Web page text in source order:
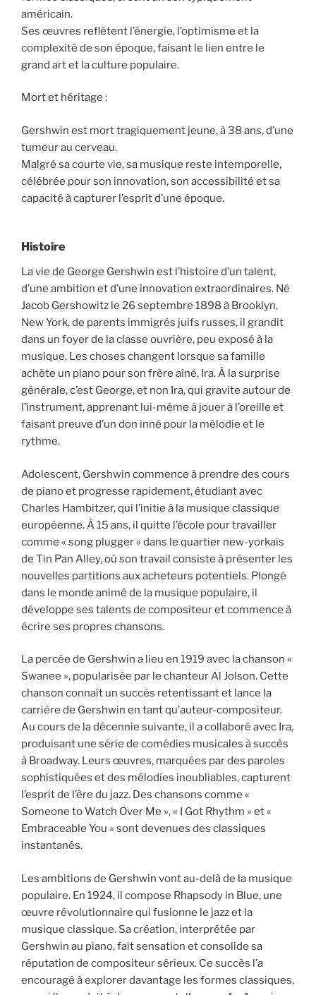
américain.
Ses œuvres reflètent l’énergie, l’optimisme et la
complexité de son époque, faisant le lien entre le
grand art et la culture populaire.
Mort et héritage :
Gershwin est mort tragiquement jeune, à 38 ans, d’une
tumeur au cerveau.
Malgré sa courte vie, sa musique reste intemporelle,
célébrée pour son innovation, son accessibilité et sa
capacité à capturer l’esprit d’une époque.
Histoire
La vie de George Gershwin est l’histoire d’un talent,
d’une ambition et d’une innovation extraordinaires. Né
Jacob Gershowitz le 26 septembre 1898 à Brooklyn,
New York, de parents immigrés juifs russes, il grandit
dans un foyer de la classe ouvrière, peu exposé à la
musique. Les choses changent lorsque sa famille
achète un piano pour son frère aîné, Ira. À la surprise
générale, c’est George, et non Ira, qui gravite autour de
l’instrument, apprenant lui-même à jouer à l’oreille et
faisant preuve d’un don inné pour la mélodie et le
rythme.
Adolescent, Gershwin commence à prendre des cours
de piano et progresse rapidement, étudiant avec
Charles Hambitzer, qui l’initie à la musique classique
européenne. À 15 ans, il quitte l’école pour travailler
comme « song plugger » dans le quartier new-yorkais
de Tin Pan Alley, où son travail consiste à présenter les
nouvelles partitions aux acheteurs potentiels. Plongé
dans le monde animé de la musique populaire, il
développe ses talents de compositeur et commence à
écrire ses propres chansons.
La percée de Gershwin a lieu en 1919 avec la chanson «
Swanee », popularisée par le chanteur Al Jolson. Cette
chanson connaît un succès retentissant et lance la
carrière de Gershwin en tant qu’auteur-compositeur.
Au cours de la décennie suivante, il a collaboré avec Ira,
produisant une série de comédies musicales à succès
à Broadway. Leurs œuvres, marquées par des paroles
sophistiquées et des mélodies inoubliables, capturent
l’esprit de l’ère du jazz. Des chansons comme «
Someone to Watch Over Me », « I Got Rhythm » et «
Embraceable You » sont devenues des classiques
instantanés.
Les ambitions de Gershwin vont au-delà de la musique
populaire. En 1924, il compose Rhapsody in Blue, une
œuvre révolutionnaire qui fusionne le jazz et la
musique classique. Sa création, interprétée par
Gershwin au piano, fait sensation et consolide sa
réputation de compositeur sérieux. Ce succès l’a
encouragé à explorer davantage les formes classiques,